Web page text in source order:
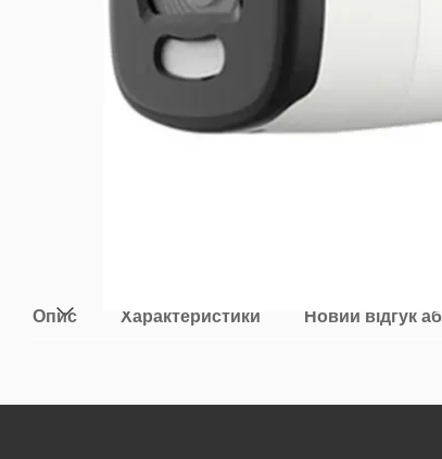
Опис Характеристики Новий відгук